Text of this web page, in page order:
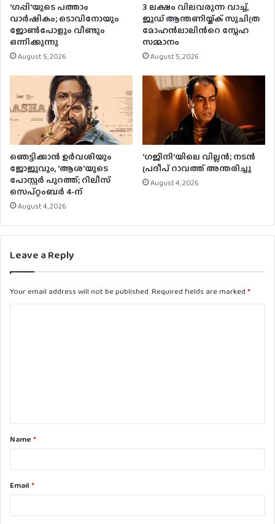
‘ഗപ്പി‘യുടെ പത്താം
വാർഷികം; ടൊവിനോയും
ജോൺപോളും വീണ്ടും
ഒന്നിക്കുന്നു
August 5, 2026
3 ലക്ഷം വിലവരുന്ന വാച്ച്,
ജൂഡ് ആന്തണിയ്ക്ക് സുചിത്ര
മോഹൻലാലിൻറെ സ്നേഹ
സമ്മാനം
August 5, 2026
ഞെട്ടിക്കാൻ ഉർവശിയും
ജോജുവും, ‘ആശ’യുടെ
പോസ്റ്റർ പുറത്ത്; റിലീസ്
സെപ്റ്റംബർ 4-ന്
August 4, 2026
‘ഗജിനി’യിലെ വില്ലൻ; നടൻ
പ്രദീപ് റാവത്ത് അന്തരിച്ചു
August 4, 2026
Leave a Reply
Your email address will not be published.Required fields are marked *
t
*Name *
Email *